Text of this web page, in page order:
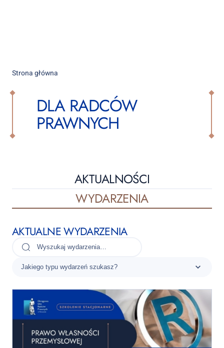
Strona główna
DLA RADCÓW
PRAWNYCH
AKTUALNOŚCI
WYDARZENIA
AKTUALNE WYDARZENIA